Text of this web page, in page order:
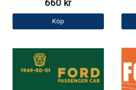
660 kr
Köp